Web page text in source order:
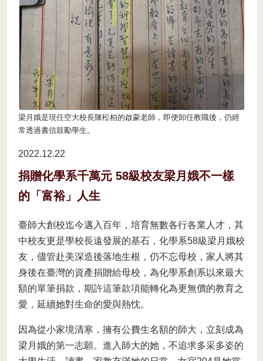
梁月娥是現任空大校長陳松柏的啟蒙老師，即便卸任教職後，仍經
常透過書信鼓勵學生。
2022.12 22
捐贈化學系千萬元 58級校友梁月娥不一樣
的「富裕」人生
臺師大創校迄今邁入百年，培育無數各行各業人才，其
中校友更是學校長遠發展的基石，化學系58級梁月娥校
友，儘管赴美深造後落地生根，仍不忘母校，家人將其
身後在臺灣的資產捐贈給母校，為化學系創系以來最大
額的單筆捐款，期許這筆款項能轉化為更無價的教育之
愛，延續她對生命的愛與熱忱。
因為從小家境清寒，擁有公費生名額的師大，立刻成為
梁月娥的第一志願。進入師大的她，不追求多采多姿的